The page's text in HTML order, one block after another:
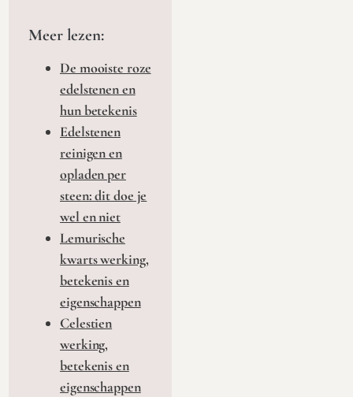
Meer lezen:
De mooiste roze
edelstenen en
hun betekenis
Edelstenen
reinigen en
opladen per
steen: dit doe je
wel en niet
Lemurische
kwarts werking,
betekenis en
eigenschappen
Celestien
werking,
betekenis en
eigenschappen